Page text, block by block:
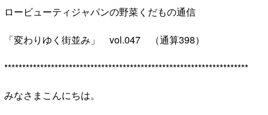
ロービューティジャパンの野菜くだもの通信
「変わりゆく街並み」 vol.047 （通算398）
********************************************************************
みなさまこんにちは。